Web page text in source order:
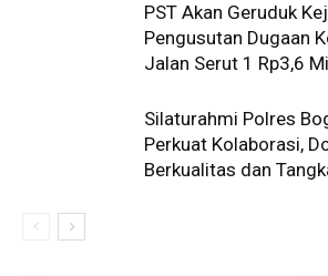
PST Akan Geruduk
Pengusutan Dugaan
Jalan Serut 1 Rp3,6
Silaturahmi Polres
Perkuat Kolaborasi,
Berkualitas dan